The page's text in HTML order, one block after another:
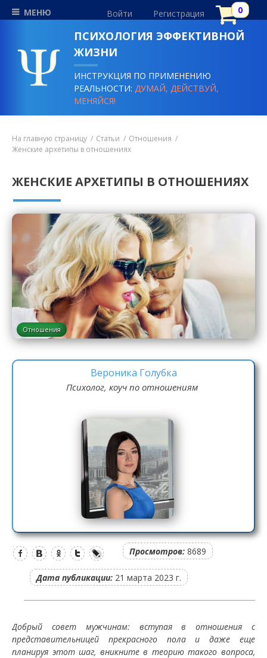
МЕНЮ Войти Регистрация
ПСИХОЛОГИЯ ЭФФЕКТИВНОЙ
ЖИЗНИ
ИНСТРУКЦИЯ ПО ПРИМЕНЕНИЮ
РЕАЛЬНОСТИ:ДУМАЙ, ДЕЙСТВУЙ,
МЕНЯЙСЯ!
На главную страницу Статьи
Отношения
Женские архетипы в отношениях
ЖЕНСКИЕ АРХЕТИПЫ В ОТНОШЕНИЯХ
Отношения
Вероника Голубка
Психолог, коуч по отношениям
Просмотров: 8689
Дата публикации: 21 марта 2023 г.
Добрый совет мужчинам: вступая в отношения с
представительницей прекрасного пола и даже еще
планируя этот шаг, вникните в теорию такого вопроса,